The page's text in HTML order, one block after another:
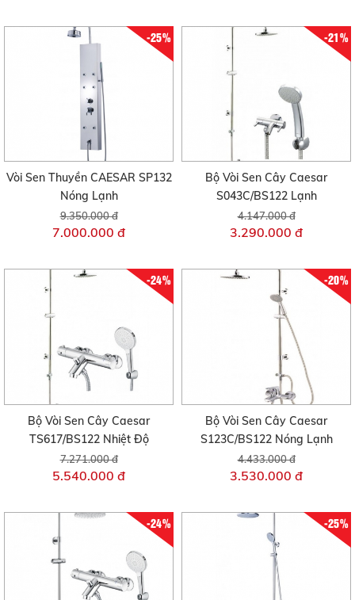
-25%
Vòi Sen Thuyền CAESAR SP132
Nóng Lạnh
9.350.000 đ
7.000.000 đ
-21%
Bộ Vòi Sen Cây Caesar
S043C/BS122 Lạnh
4.147.000 đ
3.290.000 đ
-24%
Bộ Vòi Sen Cây Caesar
TS617/BS122 Nhiệt Độ
7.271.000 đ
5.540.000 đ
-20%
Bộ Vòi Sen Cây Caesar
S123C/BS122 Nóng Lạnh
4.433.000 đ
3.530.000 đ
-24% -25%